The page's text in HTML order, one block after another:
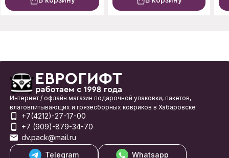
Интернет / офлайн магазин подарочной упаковки, пакетов,
влаговпитывающих и грязесборных ковриков в Хабаровске
+7(4212)-27-17-00
+7 (909)-879-34-70
dv.pack@mail.ru
Telegram
Whatsapp